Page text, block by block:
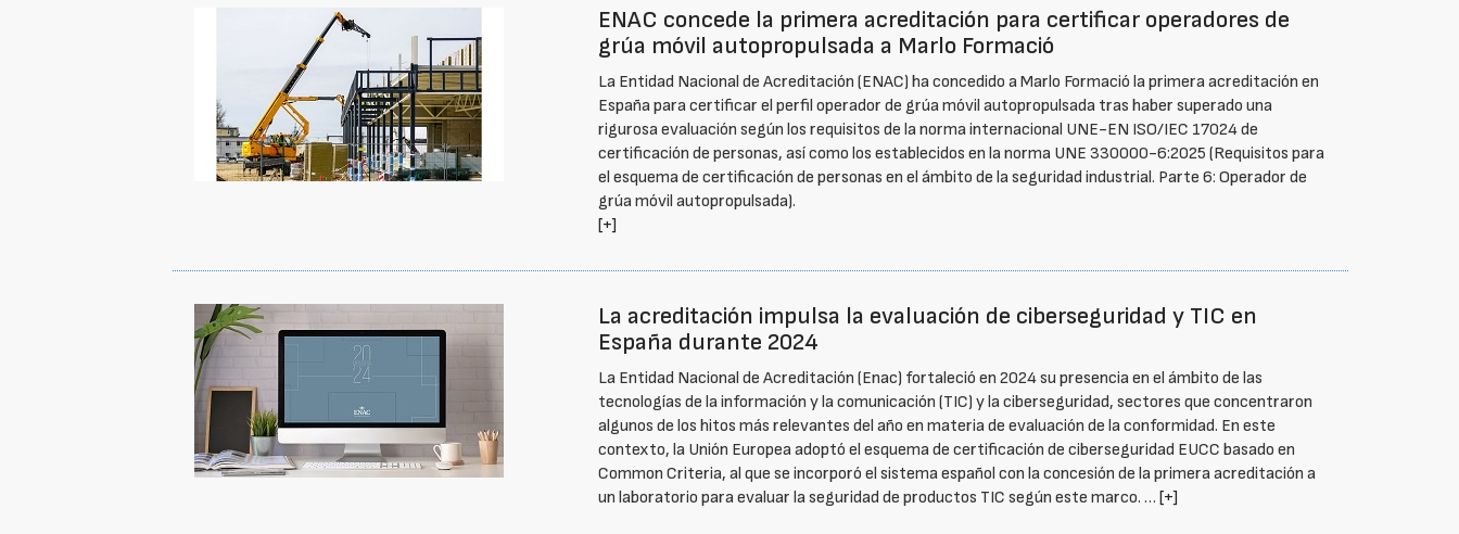
ENAC concede la primera acreditación para certificar operadores de
grúa móvil autopropulsada a Marlo Formació
La Entidad Nacional de Acreditación (ENAC) ha concedido a Marlo Formació la primera acreditación en
España para certificar el perfil operador de grúa móvil autopropulsada tras haber superado una
rigurosa evaluación según los requisitos de la norma internacional UNE-EN ISO/IEC 17024 de
certificación de personas, así como los establecidos en la norma UNE 330000-6:2025 (Requisitos para
el esquema de certificación de personas en el ámbito de la seguridad industrial. Parte 6: Operador de
grúa móvil autopropulsada).
[+]
La acreditación impulsa la evaluación de ciberseguridad y TIC en
España durante 2024
La Entidad Nacional de Acreditación (Enac) fortaleció en 2024 su presencia en el ámbito de las
tecnologías de la información y la comunicación (TIC) y la ciberseguridad, sectores que concentraron
algunos de los hitos más relevantes del año en materia de evaluación de la conformidad. En este
contexto, la Unión Europea adoptó el esquema de certificación de ciberseguridad EUCC basado en
Common Criteria, al que se incorporó el sistema español con la concesión de la primera acreditación a
un laboratorio para evaluar la seguridad de productos TIC según este marco. …[+]